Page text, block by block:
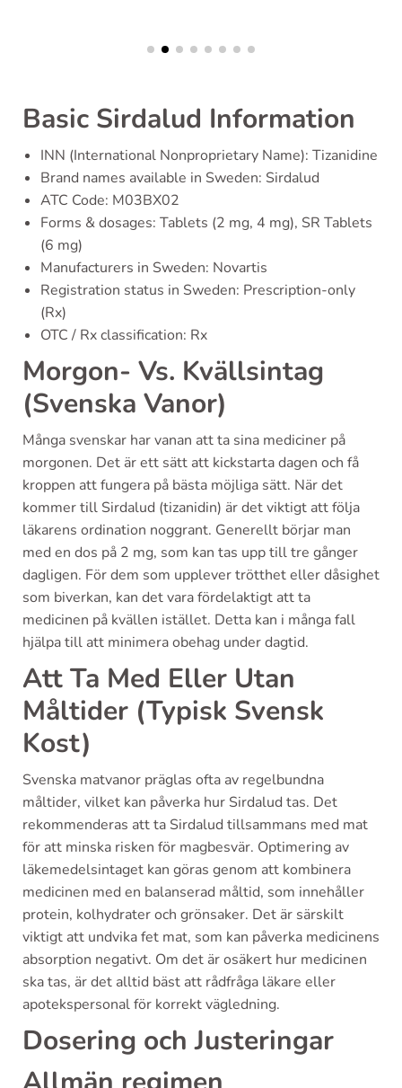
Basic Sirdalud Information
INN (International Nonproprietary Name): Tizanidine
Brand names available in Sweden: Sirdalud
ATC Code: M03BX02
Forms & dosages: Tablets (2 mg, 4 mg), SR Tablets
(6 mg)
Manufacturers in Sweden: Novartis
Registration status in Sweden: Prescription-only
(Rx)
OTC / Rx classification: Rx
Morgon- Vs. Kvällsintag
(Svenska Vanor)
Många svenskar har vanan att ta sina mediciner på
morgonen. Det är ett sätt att kickstarta dagen och få
kroppen att fungera på bästa möjliga sätt. När det
kommer till Sirdalud (tizanidin) är det viktigt att följa
läkarens ordination noggrant. Generellt börjar man
med en dos på 2 mg, som kan tas upp till tre gånger
dagligen. För dem som upplever trötthet eller dåsighet
som biverkan, kan det vara fördelaktigt att ta
medicinen på kvällen istället. Detta kan i många fall
hjälpa till att minimera obehag under dagtid.
Att Ta Med Eller Utan
Måltider (Typisk Svensk
Kost)
Svenska matvanor präglas ofta av regelbundna
måltider, vilket kan påverka hur Sirdalud tas. Det
rekommenderas att ta Sirdalud tillsammans med mat
för att minska risken för magbesvär. Optimering av
läkemedelsintaget kan göras genom att kombinera
medicinen med en balanserad måltid, som innehåller
protein, kolhydrater och grönsaker. Det är särskilt
viktigt att undvika fet mat, som kan påverka medicinens
absorption negativt. Om det är osäkert hur medicinen
ska tas, är det alltid bäst att rådfråga läkare eller
apotekspersonal för korrekt vägledning.
Dosering och Justeringar